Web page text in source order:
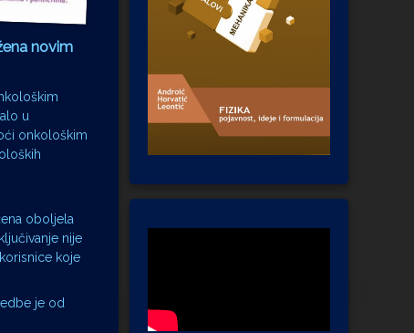
novim
u
onkološkim
oboljela
nije
koje
je od